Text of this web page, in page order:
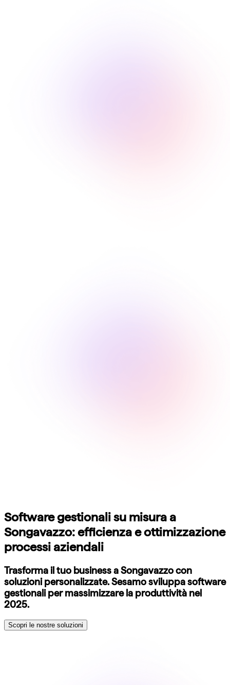
Software gestionali su misura a
Songavazzo: efficienza e ottimizzazione
processi aziendali
Trasforma il tuo business a Songavazzo con
soluzioni personalizzate. Sesamo sviluppa software
gestionali per massimizzare la produttività nel
2025.
Scopri le nostre soluzioni